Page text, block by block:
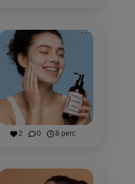
2 0 8 perc